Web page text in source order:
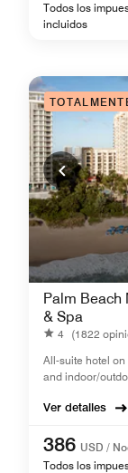
Todos los
incluidos
Palm Beach
& Spa
4 (1822
All-suite hotel
and indoor/
Ver detalles
386 USD /
Todos los